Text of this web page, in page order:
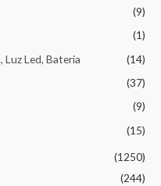
(9)
(1)
Led, Bateria
(14)
(37)
(9)
(15)
(1250)
(244)